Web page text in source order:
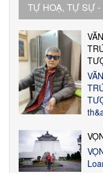
TỰ HOẠ, TỰ SỰ